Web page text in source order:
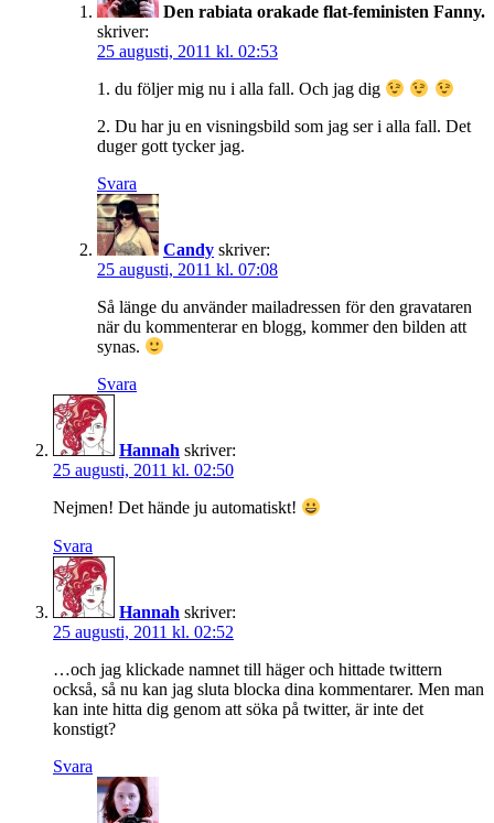
Den rabiata orakade flat-feministen Fanny.
skriver:
25 augusti, 2011 kl. 02:53
1. du följer mig nu i alla fall. Och jag dig
2. Du har ju en visningsbild som jag ser i alla fall. Det
duger gott tycker jag.
Svara
Candy skriver:
25 augusti, 2011 kl. 07:08
Så länge du använder mailadressen för den gravataren
när du kommenterar en blogg, kommer den bilden att
synas.
Svara
Hannah skriver:
25 augusti, 2011 kl. 02:50
Nejmen! Det hände ju automatiskt!
Svara
Hannah skriver:
25 augusti, 2011 kl. 02:52
…och jag klickade namnet till häger och hittade twittern
också, så nu kan jag sluta blocka dina kommentarer. Men man
kan inte hitta dig genom att söka på twitter, är inte det
konstigt?
Svara